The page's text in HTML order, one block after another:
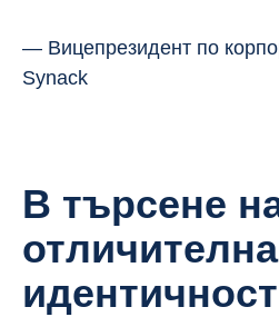
— Вицепрезидент по
Synack
В търсене
идентичност